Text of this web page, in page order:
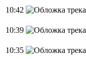
10:42
10:39
10:35